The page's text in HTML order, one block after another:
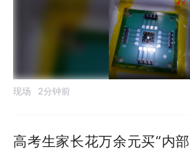
现场 2分钟前
高考生家长花万余元买“内